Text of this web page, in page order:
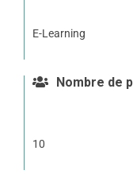
E-Learning
Nombre de
10